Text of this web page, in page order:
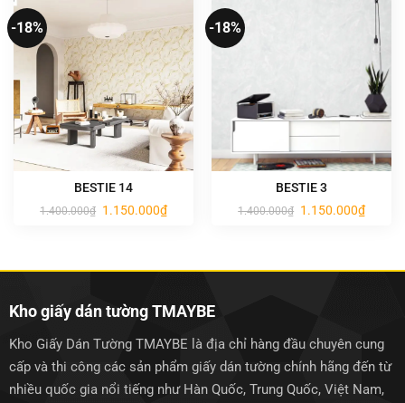
-18%
BESTIE 14
1.400.000₫ Giá
gốc
1.150.000₫Giá
hiện
-18%
BESTIE 3
1.400.000₫ Giá
gốc
1.150.000₫Giá
hiện
Kho giấy dán tường TMAYBE
Kho Giấy Dán Tường TMAYBE là địa chỉ hàng đầu chuyên cung
cấp và thi công các sản phẩm giấy dán tường chính hãng đến từ
nhiều quốc gia nổi tiếng như Hàn Quốc, Trung Quốc, Việt Nam,